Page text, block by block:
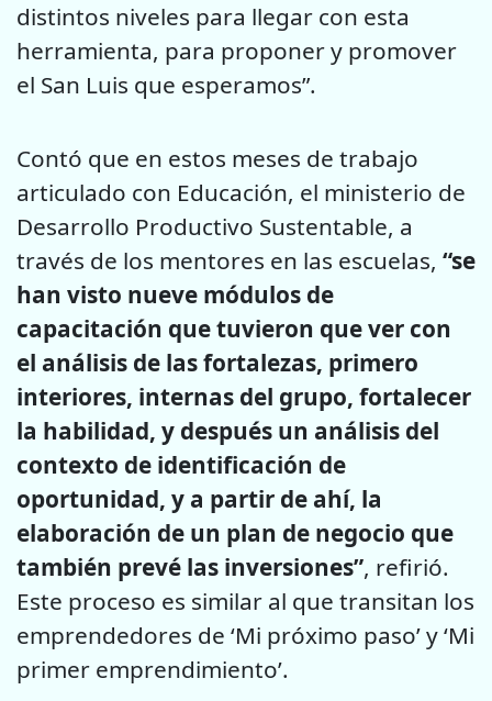
distintos niveles para llegar con esta
herramienta, para proponer y promover
el San Luis que esperamos”.
Contó que en estos meses de trabajo
articulado con Educación, el ministerio de
Desarrollo Productivo Sustentable, a
través de los mentores en las escuelas, “se
han visto nueve módulos de
capacitación que tuvieron que ver con
el análisis de las fortalezas, primero
interiores, internas del grupo, fortalecer
la habilidad, y después un análisis del
contexto de identificación de
oportunidad, y a partir de ahí, la
elaboración de un plan de negocio que
también prevé las inversiones”, refirió.
Este proceso es similar al que transitan los
emprendedores de ‘Mi próximo paso’ y ‘Mi
primer emprendimiento’.